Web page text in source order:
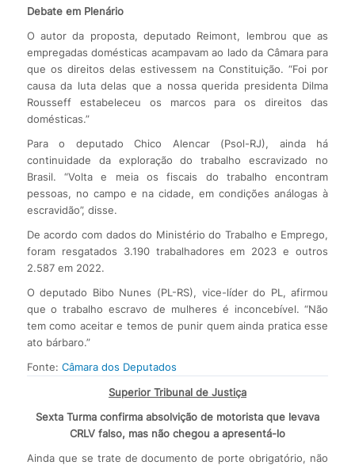
Debate em Plenário
O autor da proposta, deputado Reimont, lembrou que as
empregadas domésticas acampavam ao lado da Câmara para
que os direitos delas estivessem na Constituição. “Foi por
causa da luta delas que a nossa querida presidenta Dilma
Rousseff estabeleceu os marcos para os direitos das
domésticas.”
Para o deputado Chico Alencar (Psol-RJ), ainda há
continuidade da exploração do trabalho escravizado no
Brasil. “Volta e meia os fiscais do trabalho encontram
pessoas, no campo e na cidade, em condições análogas à
escravidão”, disse.
De acordo com dados do Ministério do Trabalho e Emprego,
foram resgatados 3.190 trabalhadores em 2023 e outros
2.587 em 2022.
O deputado Bibo Nunes (PL-RS), vice-líder do PL, afirmou
que o trabalho escravo de mulheres é inconcebível. “Não
tem como aceitar e temos de punir quem ainda pratica esse
ato bárbaro.”
Fonte: Câmara dos Deputados
Superior Tribunal de Justiça
Sexta Turma confirma absolvição de motorista que levava
CRLV falso, mas não chegou a apresentá-lo
​Ainda que se trate de documento de porte obrigatório, não